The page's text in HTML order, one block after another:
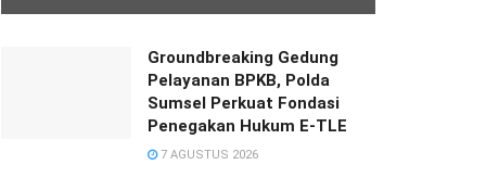
Groundbreaking Gedung
Pelayanan BPKB, Polda
Sumsel Perkuat Fondasi
Penegakan Hukum E-TLE
7 AGUSTUS 2026